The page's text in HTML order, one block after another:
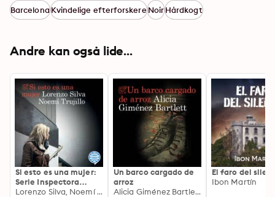
BarcelonaKvindelige efterforskereNoirHårdkogt
Andre kan også lide...
Si esto es una mujer:
Serie Inspectora
Manuela Mauri 1
Lorenzo Silva, Noemí Trujillo
Un barco cargado de
arroz
Alicia Giménez Bartlett
El faro del
Ibon Martín